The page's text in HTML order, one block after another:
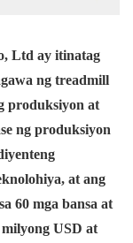
Ltd ay itinatag
ng treadmill
produksiyon at
ng produksiyon
at ang
60 mga bansa at
USD at